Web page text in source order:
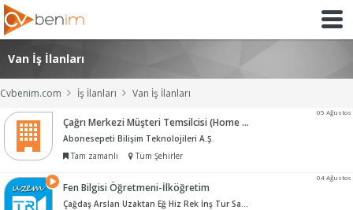
Van İş İlanları
Cvbenim.com İş İlanları Van İş İlanları
05 Ağustos
Çağrı Merkezi Müşteri Temsilcisi (Home Office)
Abonesepeti Bilişim Teknolojileri A.Ş.
Tam zamanlı
Tüm Şehirler
04 Ağustos
Fen Bilgisi Öğretmeni-İlköğretim
Çağdaş Arslan Uzaktan Eğ Hiz Rek İnş Tur San ve Tic Ltd Şti